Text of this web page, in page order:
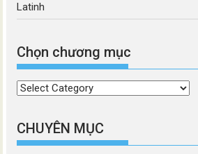
Latinh
Chọn chương mục
Chọn
mục
CHUYÊN MỤC